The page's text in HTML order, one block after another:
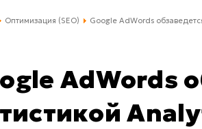
Оптимизация (SEO) Google AdWords
AdWords